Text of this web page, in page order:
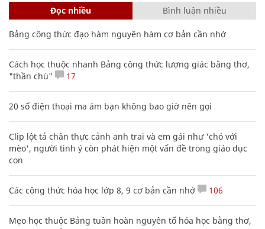
Đọc nhiều Bình luận nhiều
Bảng công thức đạo hàm nguyên hàm cơ bản cần nhớ
Cách học thuộc nhanh Bảng công thức lượng giác bằng thơ,
"thần chú"
17
20 số điện thoại ma ám bạn không bao giờ nên gọi
Clip lột tả chân thực cảnh anh trai và em gái như 'chó với
mèo', người tinh ý còn phát hiện một vấn đề trong giáo dục
con
Các công thức hóa học lớp 8, 9 cơ bản cần nhớ 106
Mẹo học thuộc Bảng tuần hoàn nguyên tố hóa học bằng thơ,